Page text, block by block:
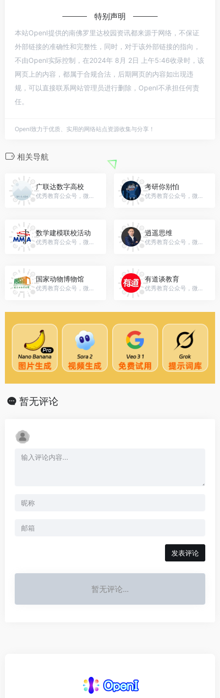
特别声明
本站OpenI提供的南佛罗里达校园资讯都来源于网络，不保证
外部链接的准确性和完整性，同时，对于该外部链接的指向，
不由OpenI实际控制，在2024年 8月 2日 上午5:46收录时，该
网页上的内容，都属于合规合法，后期网页的内容如出现违
规，可以直接联系网站管理员进行删除，OpenI不承担任何责
任。
OpenI致力于优质、实用的网络站点资源收集与分享！
相关导航
广联达数字高校
优秀教育公众号，微信号：gh_ee26d42be43f
考研你别怕
优秀教育公众号，微信号：gh_9dc86e2f3c18
数学建模联校活动
优秀教育公众号，微信号：gh_4c2322ada6fc
逍遥思维
优秀教育公众号，微信号：gh_745c1fb6ee15
国家动物博物馆
优秀教育公众号，微信号：nzmc_ioz
有道谈教育
优秀教育公众号，微信号：huigeyingyu2018
暂无评论
发表评论
暂无评论...